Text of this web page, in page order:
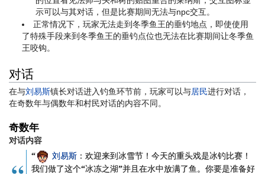
示可以与其对话，但是比赛期间无法与npc交互。
正常情况下，玩家无法走到冬季鱼王的垂钓地点，即使使用
了特殊手段来到冬季鱼王的垂钓点位也无法在比赛期间让冬季鱼
王咬钩。
对话
在与刘易斯镇长对话进入钓鱼环节前，玩家可以与居民进行对话，
在奇数年与偶数年和村民对话的内容不同。
奇数年
对话内容
“ 刘易斯 ：欢迎来到冰雪节！今天的重头戏是冰钓比赛！
我们做了这个“冰冻之湖”并且在水中放满了鱼。你要是准备好